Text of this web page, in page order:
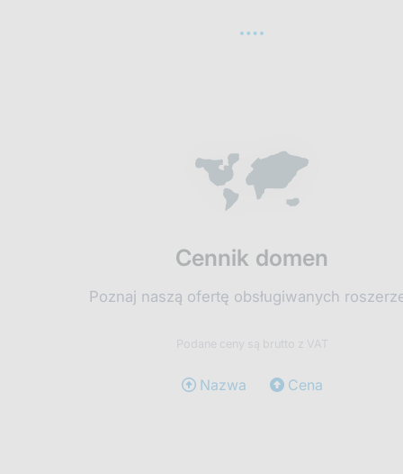
Cennik domen
Poznaj naszą ofertę obsługiwanych
Podane ceny są brutto z VAT
Nazwa Cena